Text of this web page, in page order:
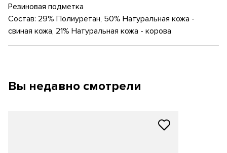
Резиновая подметка
Состав: 29% Полиуретан, 50% Натуральная кожа -
свиная кожа, 21% Натуральная кожа - корова
Вы недавно смотрели